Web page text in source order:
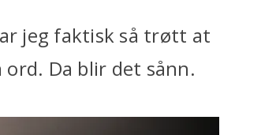
jeg faktisk så trøtt at
Da blir det sånn.